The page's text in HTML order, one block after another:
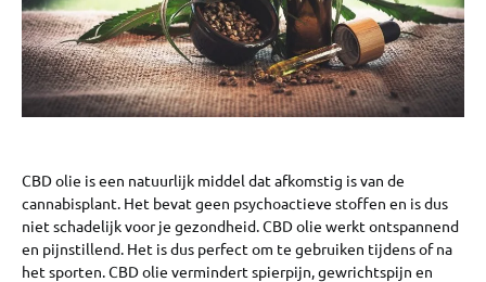
CBD olie is een natuurlijk middel dat afkomstig is van de
cannabisplant. Het bevat geen psychoactieve stoffen en is dus
niet schadelijk voor je gezondheid. CBD olie werkt ontspannend
en pijnstillend. Het is dus perfect om te gebruiken tijdens of na
het sporten. CBD olie vermindert spierpijn, gewrichtspijn en